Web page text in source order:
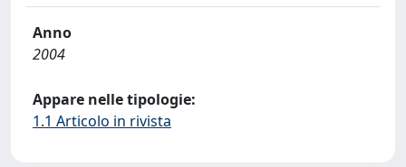
Anno
2004
Appare nelle tipologie:
1.1 Articolo in rivista